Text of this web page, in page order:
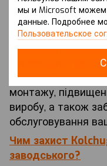
мы и Microsoft можем
данные. Подробнее
Пользовательское
має природну
Які технології
виробництві
Ми
технологій, що
монтажу,
виробу, а також
обслуговування
Чим захист
заводського?